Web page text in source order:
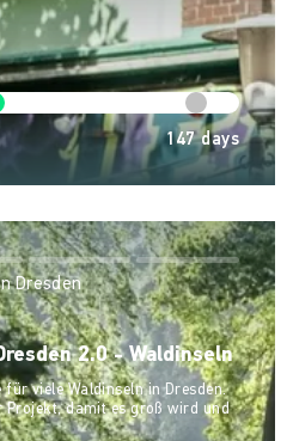
147days
Dresden
2.0 - Waldinseln
viele Waldinseln in Dresden.
Projekt, damit es groß wird und